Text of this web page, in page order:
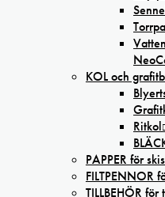
KOL och
Ritkol
PAPPER för
FILTPENNOR
TILLBEHÖR